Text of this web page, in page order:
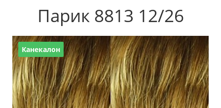
Парик 8813 12/26
Канекалон